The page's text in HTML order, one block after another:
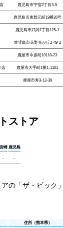
鹿児島市宇宿2丁目3-5
鹿児島市東郡元町19番26号
鹿児島市武岡1丁目115-1
鹿児島市花野光が丘2-49-2
鹿屋市今坂町10118-23
店 鹿屋市大手町1番1-1101
鹿屋市寿3-13-39
ストア
宮崎 鹿児島
- -
の「ザ・ビック
住所（熊本県）